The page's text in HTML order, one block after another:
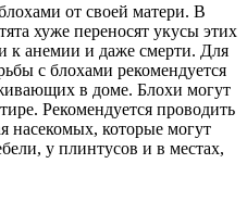
от своей матери. В
хуже переносят укусы этих
к анемии и даже смерти. Для
с блохами рекомендуется
в доме. Блохи могут
Рекомендуется проводить
насекомых, которые могут
у плинтусов и в местах,